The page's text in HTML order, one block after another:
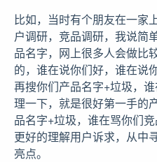
比如，当时有个朋友在一家
户调研，竞品调研，我说简
品名字，网上很多人会做比
的，谁在说你们好，谁在说
再搜你们产品名字+垃圾，
理一下，就是很好第一手的
品名字+垃圾，谁在骂你们
更好的理解用户诉求，从中
亮点。